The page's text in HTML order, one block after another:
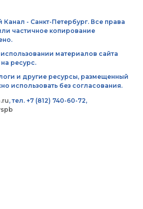
- Санкт-Петербург. Все права
частичное копирование
материалов сайта
ресурс.
и другие ресурсы, размещенный
использовать без согласования.
, тел. +7 (812) 740-60-72,